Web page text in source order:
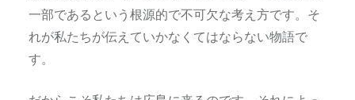
一部であるという根源的で不可欠な考え方です。そ
れが私たちが伝えていかなくてはならない物語で
す。